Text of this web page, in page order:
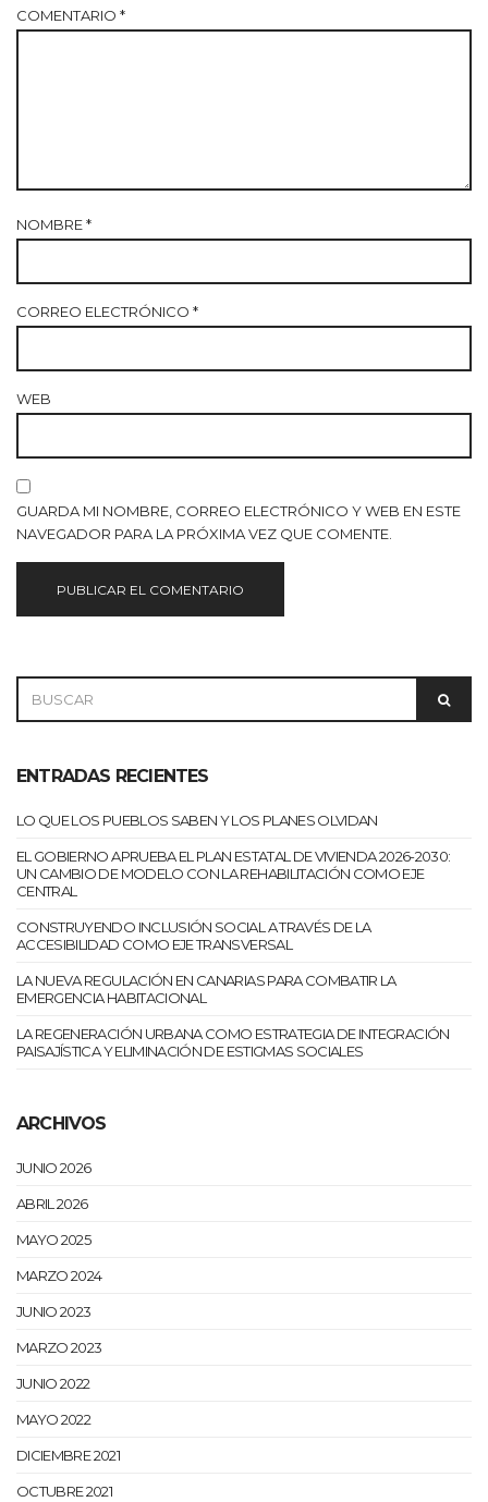
COMENTARIO *
NOMBRE*
CORREO ELECTRÓNICO *
WEB
GUARDA MI NOMBRE, CORREO ELECTRÓNICO Y WEB EN ESTE
NAVEGADOR PARA LA PRÓXIMA VEZ QUE COMENTE.
FOR:
ENTRADAS RECIENTES
LO QUE LOS PUEBLOS SABEN Y LOS PLANES OLVIDAN
EL GOBIERNO APRUEBA EL PLAN ESTATAL DE VIVIENDA 2026-2030:
UN CAMBIO DE MODELO CON LA REHABILITACIÓN COMO EJE
CENTRAL
CONSTRUYENDO INCLUSIÓN SOCIAL A TRAVÉS DE LA
ACCESIBILIDAD COMO EJE TRANSVERSAL
LA NUEVA REGULACIÓN EN CANARIAS PARA COMBATIR LA
EMERGENCIA HABITACIONAL
LA REGENERACIÓN URBANA COMO ESTRATEGIA DE INTEGRACIÓN
PAISAJÍSTICA Y ELIMINACIÓN DE ESTIGMAS SOCIALES
ARCHIVOS
JUNIO 2026
ABRIL 2026
MAYO 2025
MARZO 2024
JUNIO 2023
MARZO 2023
JUNIO 2022
MAYO 2022
DICIEMBRE 2021
OCTUBRE 2021